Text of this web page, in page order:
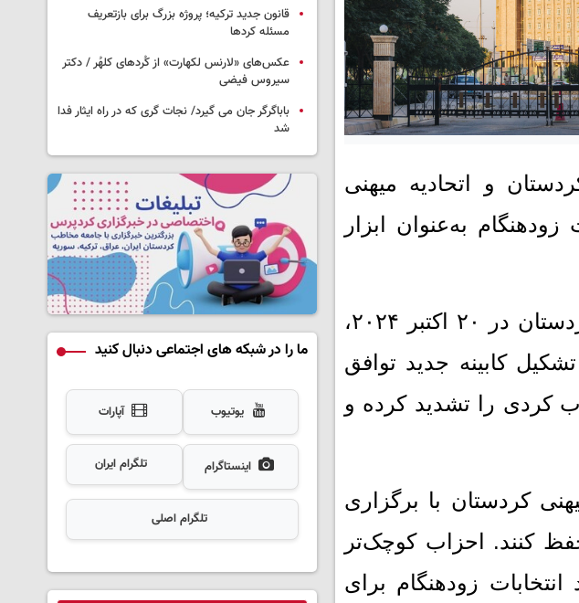
و اتحادیه میهنی
به‌عنوان ابزار
با گذشت بیش از یک سال از ششمین انتخابات پارلمانی اقلیم کردستان در ۲۰ اکتبر ۲۰۲۴،
کابینه جدید توافق
کردی را تشدید کرده و
کردستان با برگزاری
حفظ کنند. احزاب کوچک‌تر
زودهنگام برای
قانون جدید ترکیه؛ پروژه بزرگ‌ برای بازتعریف
مسئله کردها
عکس‌های «لارنس لکهارت» از کُردهای کلهُر / دکتر
سیروس فیضی
باباگرگر جان می گیرد/ نجات گری که در راه ایثار فدا
شد
ما را در شبکه های اجتماعی دنبال کنید
یوتیوب آپارات
اینستاگرام تلگرام ایران
تلگرام اصلی